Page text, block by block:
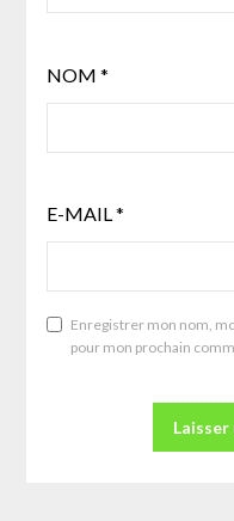
NOM *
E-MAIL *
Enregistrer mon nom,
pour mon prochain